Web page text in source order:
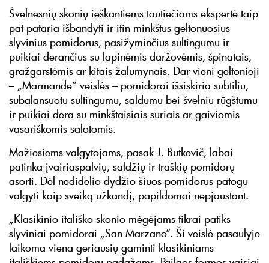
Švelnesnių skonių ieškantiems tautiečiams ekspertė taip
pat pataria išbandyti ir itin minkštus geltonuosius
slyvinius pomidorus, pasižyminčius sultingumu ir
puikiai derančius su lapinėmis daržovėmis, špinatais,
gražgarstėmis ar kitais žalumynais. Dar vieni geltonieji
– „Marmande“ veislės – pomidorai išsiskiria subtiliu,
subalansuotu sultingumu, saldumu bei švelniu rūgštumu
ir puikiai dera su minkštaisiais sūriais ar gaiviomis
vasariškomis salotomis.
Mažiesiems valgytojams, pasak J. Butkevič, labai
patinka įvairiaspalvių, saldžių ir traškių pomidorų
asorti. Dėl nedidelio dydžio šiuos pomidorus patogu
valgyti kaip sveiką užkandį, papildomai nepjaustant.
„Klasikinio itališko skonio mėgėjams tikrai patiks
slyviniai pomidorai „San Marzano“. Ši veislė pasaulyje
laikoma viena geriausių gaminti klasikiniams